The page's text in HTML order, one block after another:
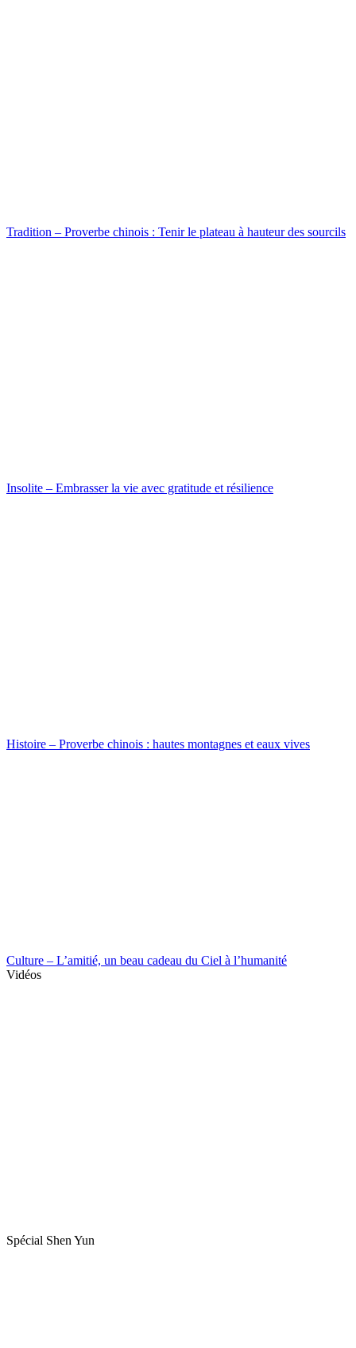
Tradition – Proverbe chinois : Tenir le plateau à hauteur des sourcils
Insolite – Embrasser la vie avec gratitude et résilience
Histoire – Proverbe chinois : hautes montagnes et eaux vives
Culture – L’amitié, un beau cadeau du Ciel à l’humanité
Vidéos
Spécial Shen Yun